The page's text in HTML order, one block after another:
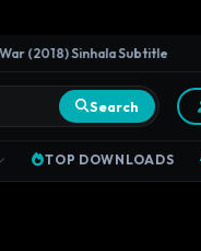
Sinhala Subtitle
Search
TOP DOWNLOADS